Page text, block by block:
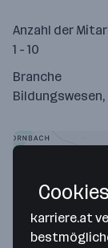
Anzahl der
1 - 10
Branche
karriere.at